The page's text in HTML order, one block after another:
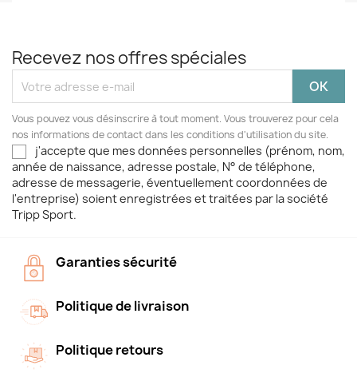
Recevez nos offres spéciales
Vous pouvez vous désinscrire à tout moment. Vous trouverez pour cela
nos informations de contact dans les conditions d'utilisation du site.
j'accepte que mes données personnelles (prénom, nom,
année de naissance, adresse postale, N° de téléphone,
adresse de messagerie, éventuellement coordonnées de
l'entreprise) soient enregistrées et traitées par la société
Tripp Sport.
Garanties sécurité
Politique de livraison
Politique retours